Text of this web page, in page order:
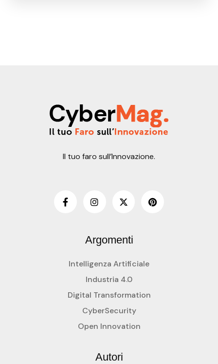
Il tuo faro sull’Innovazione.
Argomenti
Intelligenza Artificiale
Industria 4.0
Digital Transformation
CyberSecurity
Open Innovation
Autori